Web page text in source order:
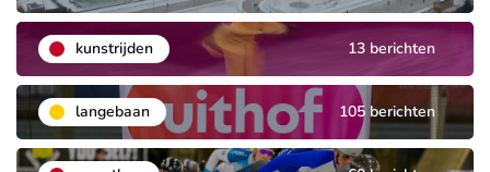
kunstrijden 13 berichten
langebaan 105 berichten